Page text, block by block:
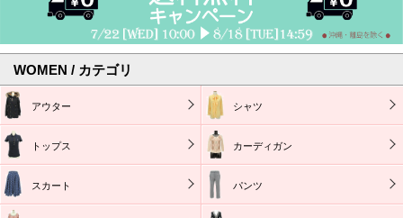
WOMEN / カテゴリ
アウター シャツ
トップス カーディガン
スカート パンツ